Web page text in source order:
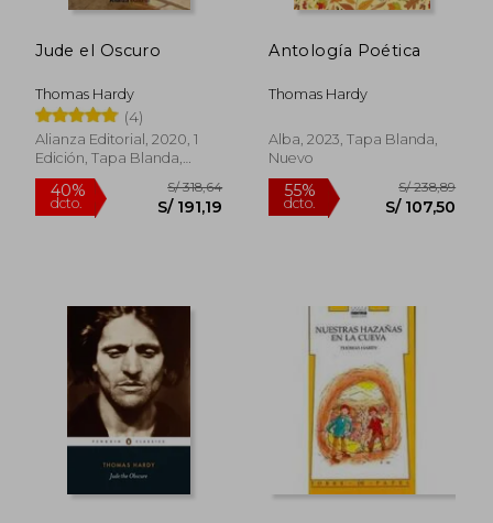
55%
dcto. S/ 75,58
55%
dcto. S/
Jude el Oscuro
Thomas Hardy
(4)
Alianza Editorial, 2020, 1
Edición, Tapa Blanda,
Nuevo
Antología Poética
Thomas Hardy
Alba, 2023, Tapa Blanda,
Nuevo